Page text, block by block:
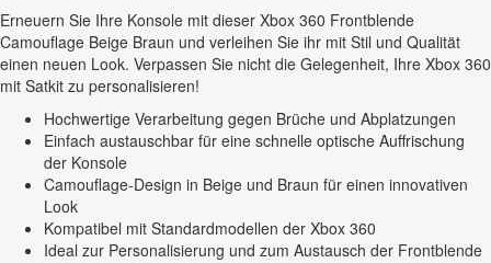
Erneuern Sie Ihre Konsole mit dieser Xbox 360 Frontblende
Camouflage Beige Braun und verleihen Sie ihr mit Stil und Qualität
einen neuen Look. Verpassen Sie nicht die Gelegenheit, Ihre Xbox 360
mit Satkit zu personalisieren!
Hochwertige Verarbeitung gegen Brüche und Abplatzungen
Einfach austauschbar für eine schnelle optische Auffrischung
der Konsole
Camouflage-Design in Beige und Braun für einen innovativen
Look
Kompatibel mit Standardmodellen der Xbox 360
Ideal zur Personalisierung und zum Austausch der Frontblende